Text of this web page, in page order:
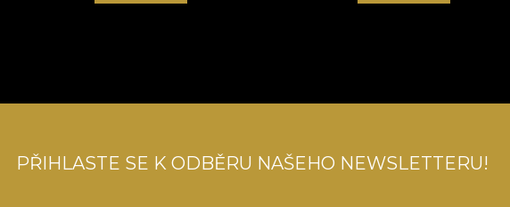
PŘIHLASTE SE K ODBĚRU NAŠEHO NEWSLETTERU!